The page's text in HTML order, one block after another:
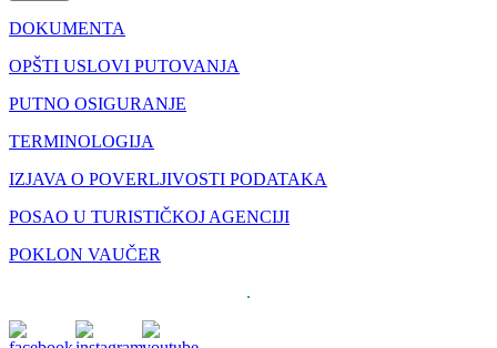
DOKUMENTA
OPŠTI USLOVI PUTOVANJA
PUTNO OSIGURANJE
TERMINOLOGIJA
IZJAVA O POVERLJIVOSTI PODATAKA
POSAO U TURISTIČKOJ AGENCIJI
POKLON VAUČER
.